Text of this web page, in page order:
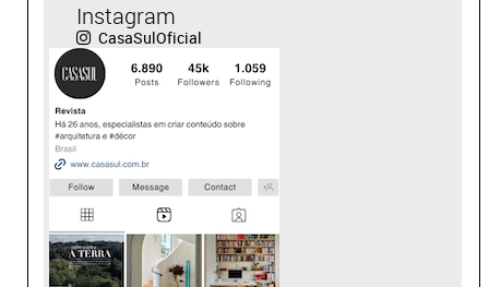
Instagram
CasaSulOficial